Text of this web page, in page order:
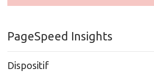
PageSpeed Insights
Dispositif